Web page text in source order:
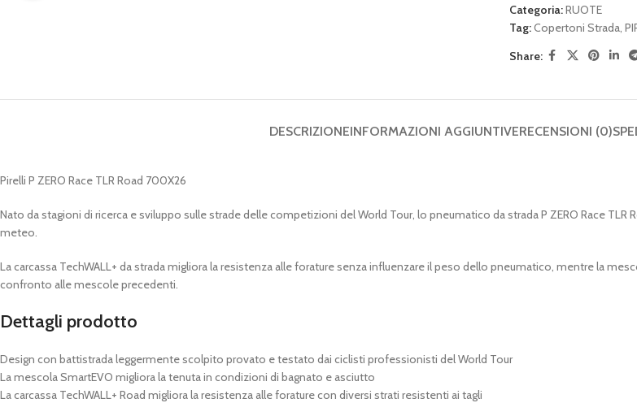
Categoria:RUOTE
Tag:Copertoni Strada,
Share:
DESCRIZIONEINFORMAZIONI AGGIUNTIVERECENSIONI (0)
Pirelli P ZERO Race TLR Road 700X26
Nato da stagioni di ricerca e sviluppo sulle strade delle competizioni del World Tour, lo pneumatico da strada P ZERO Race
meteo.
La carcassa TechWALL+ da strada migliora la resistenza alle forature senza influenzare il peso dello pneumatico, mentre la
confronto alle mescole precedenti.
Dettagli prodotto
Design con battistrada leggermente scolpito provato e testato dai ciclisti professionisti del World Tour
La mescola SmartEVO migliora la tenuta in condizioni di bagnato e asciutto
La carcassa TechWALL+ Road migliora la resistenza alle forature con diversi strati resistenti ai tagli